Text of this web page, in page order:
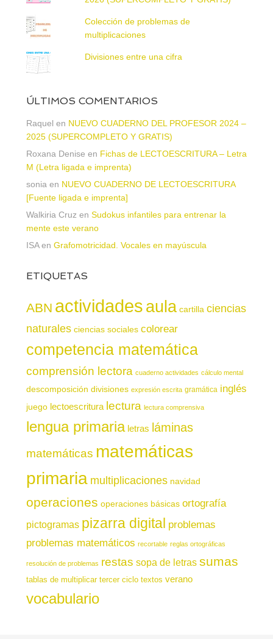
Colección de problemas de
multiplicaciones
Divisiones entre una cifra
ÚLTIMOS COMENTARIOS
Raquel en NUEVO CUADERNO DEL PROFESOR 2024 –
2025 (SUPERCOMPLETO Y GRATIS)
Roxana Denise en Fichas de LECTOESCRITURA – Letra
M (Letra ligada e imprenta)
sonia en NUEVO CUADERNO DE LECTOESCRITURA
[Fuente ligada e imprenta]
Walkiria Cruz en Sudokus infantiles para entrenar la
mente este verano
ISAen Grafomotricidad. Vocales en mayúscula
ETIQUETAS
ABN actividadesaula cartilla ciencias
naturales ciencias sociales colorear
competencia matemática
comprensión lectora cuaderno actividades cálculo mental
descomposición divisiones expresión escrita gramática inglés
juego lectoescritura lectura lectura comprensiva
lengua primaria letras láminas
matemáticas matemáticas
primaria multiplicaciones navidad
operaciones operaciones básicas ortografía
pictogramas pizarra digital problemas
problemas matemáticos recortable reglas ortográficas
resolución de problemas restas sopa de letras sumas
tablas de multiplicar tercer ciclo textos verano
vocabulario